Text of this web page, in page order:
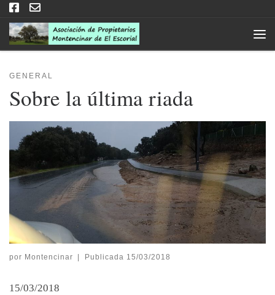
GENERAL
Sobre la última riada
por Montencinar Publicada 15/03/2018
15/03/2018